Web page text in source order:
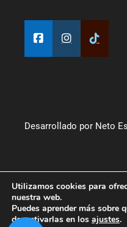
Desarrollado por Neto
Utilizamos cookies para
nuestra web.
Puedes aprender más sobre
desactivarlas en los ajustes.